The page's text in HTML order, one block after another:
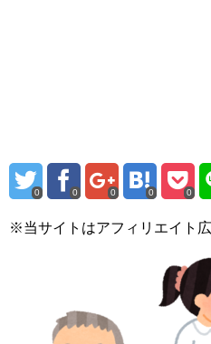
0 0 0 0 0
※当サイトはアフィリエイト